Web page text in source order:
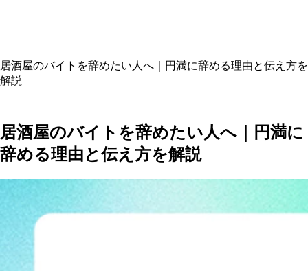
居酒屋のバイトを辞めたい人へ｜円満に辞める理由と伝え方を
解説
居酒屋のバイトを辞めたい人へ｜円満に
辞める理由と伝え方を解説